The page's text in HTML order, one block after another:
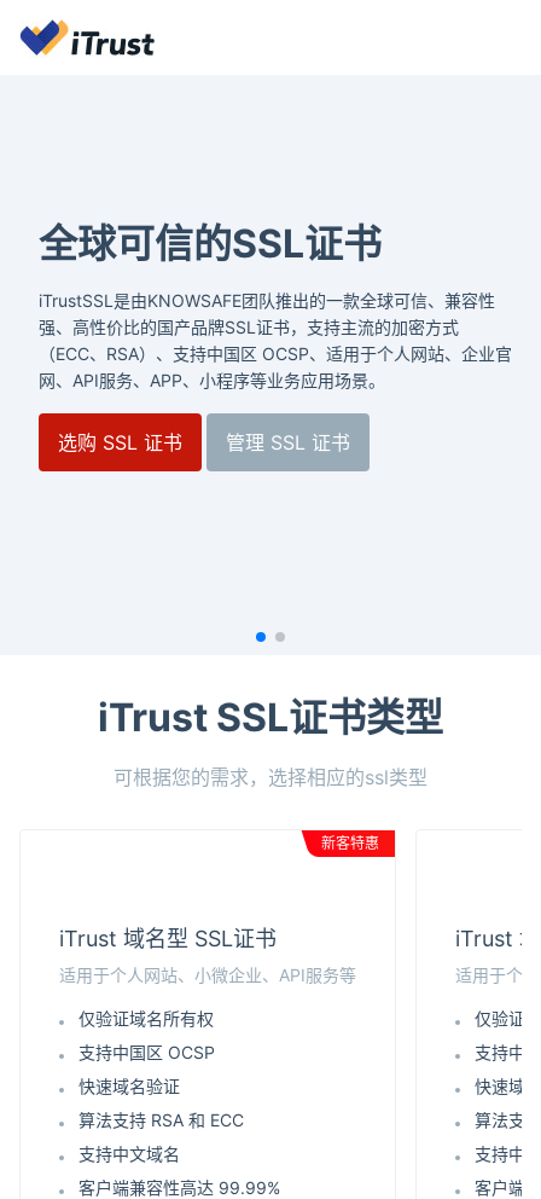
全球可信的SSL证书
iTrustSSL是由KNOWSAFE团队推出的一款全球可信、兼容性
强、高性价比的国产品牌SSL证书，支持主流的加密方式
（ECC、RSA）、支持中国区 OCSP、适用于个人网站、企业官
网、API服务、APP、小程序等业务应用场景。
选购 SSL 证书 管理 SSL 证书
iTrust SSL证书类型
可根据您的需求，选择相应的ssl类型
新客特惠
iTrust 域名型 SSL证书
适用于个人网站、小微企业、API服务等
仅验证域名所有权
支持中国区 OCSP
快速域名验证
算法支持 RSA 和 ECC
支持中文域名
客户端兼容性高达 99.99%
iTrust
适用于个
仅验证
支持中
快速域
算法支
支持中
客户端